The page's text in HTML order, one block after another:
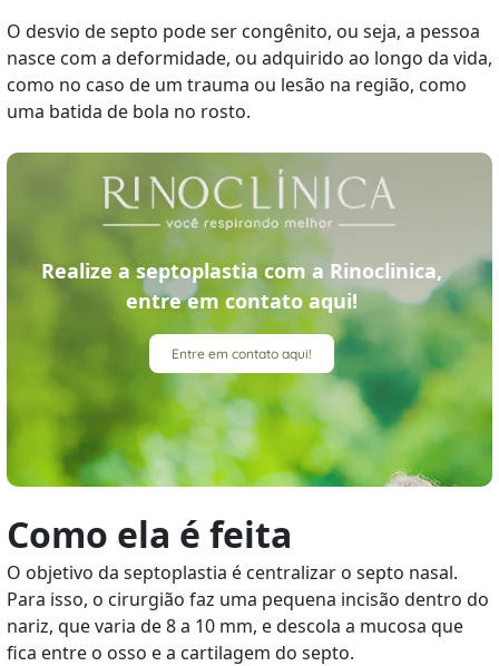
O desvio de septo pode ser congênito, ou seja, a pessoa
nasce com a deformidade, ou adquirido ao longo da vida,
como no caso de um trauma ou lesão na região, como
uma batida de bola no rosto.
Realize a septoplastia com a Rinoclinica,
entre em contato aqui!
Entre em contato aqui!
Como ela é feita
O objetivo da septoplastia é centralizar o septo nasal.
Para isso, o cirurgião faz uma pequena incisão dentro do
nariz, que varia de 8 a 10 mm, e descola a mucosa que
fica entre o osso e a cartilagem do septo.